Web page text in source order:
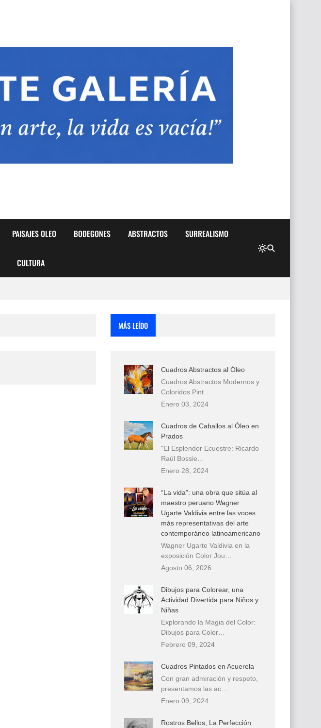
PAISAJES OLEO BODEGONES ABSTRACTOS SURREALISMO
CULTURA
MÁS LEÍDO
Cuadros Abstractos al Óleo
Cuadros Abstractos Modernos y
Coloridos Pint…
Enero 03, 2024
Cuadros de Caballos al Óleo en
Prados
"El Esplendor Ecuestre: Ricardo
Raúl Bossie…
Enero 28, 2024
“La vida”: una obra que sitúa al
maestro peruano Wagner
Ugarte Valdivia entre las voces
más representativas del arte
contemporáneo latinoamericano
Wagner Ugarte Valdivia en la
exposición Color Jou…
Agosto 06, 2026
Dibujos para Colorear, una
Actividad Divertida para Niños y
Niñas
Explorando la Magia del Color:
Dibujos para Color…
Febrero 09, 2024
Cuadros Pintados en Acuerela
Con gran admiración y respeto,
presentamos las ac…
Enero 09, 2024
Rostros Bellos, La Perfección